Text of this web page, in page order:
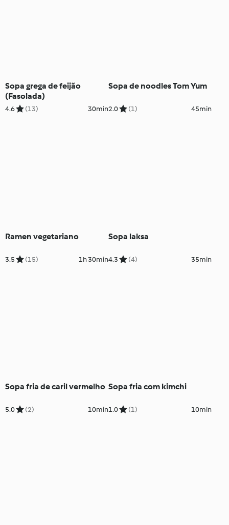
Sopa grega de feijão
(Fasolada)
4.6 (13) 30min
Sopa de noodles Tom Yum
2.0 (1) 45min
Ramen vegetariano
3.5 (15) 1h 30min
Sopa laksa
4.3 (4) 35min
Sopa fria de caril vermelho
5.0 (2) 10min
Sopa fria com kimchi
1.0 (1) 10min